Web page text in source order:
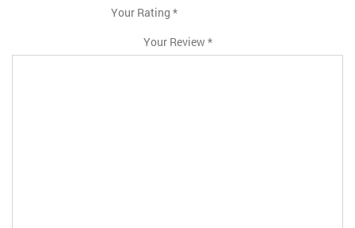
Your Rating *
1 4
Your Review *